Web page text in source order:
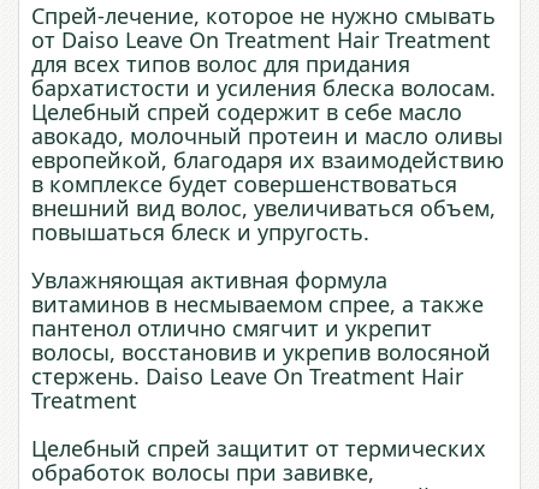
Спрей-лечение, которое не нужно смывать
от Daiso Leave On Treatment Hair Treatment
для всех типов волос для придания
бархатистости и усиления блеска волосам.
Целебный спрей содержит в себе масло
авокадо, молочный протеин и масло оливы
европейкой, благодаря их взаимодействию
в комплексе будет совершенствоваться
внешний вид волос, увеличиваться объем,
повышаться блеск и упругость.
Увлажняющая активная формула
витаминов в несмываемом спрее, а также
пантенол отлично смягчит и укрепит
волосы, восстановив и укрепив волосяной
стержень. Daiso Leave On Treatment Hair
Treatment
Целебный спрей защитит от термических
обработок волосы при завивке,